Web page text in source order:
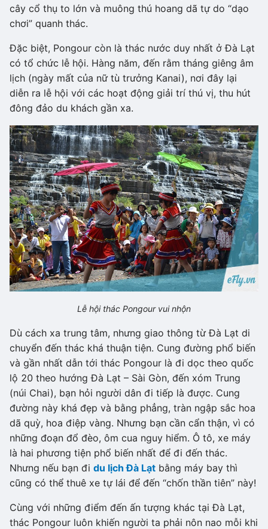
cây cổ thụ to lớn và muông thú hoang dã tự do “dạo
chơi” quanh thác.
Đặc biệt, Pongour còn là thác nước duy nhất ở Đà Lạt
có tổ chức lễ hội. Hàng năm, đến rằm tháng giêng âm
lịch (ngày mất của nữ tù trưởng Kanai), nơi đây lại
diễn ra lễ hội với các hoạt động giải trí thú vị, thu hút
đông đảo du khách gần xa.
Lễ hội thác Pongour vui nhộn
Dù cách xa trung tâm, nhưng giao thông từ Đà Lạt di
chuyển đến thác khá thuận tiện. Cung đường phổ biến
và gần nhất dẫn tới thác Pongour là đi dọc theo quốc
lộ 20 theo hướng Đà Lạt – Sài Gòn, đến xóm Trung
(núi Chai), bạn hỏi người dân đi tiếp là được. Cung
đường này khá đẹp và bằng phẳng, tràn ngập sắc hoa
dã quỳ, hoa điệp vàng. Nhưng bạn cần cẩn thận, vì có
những đoạn đổ đèo, ôm cua nguy hiểm. Ô tô, xe máy
là hai phương tiện phổ biến nhất để đi đến thác.
Nhưng nếu bạn đi du lịch Đà Lạt bằng máy bay thì
cũng có thể thuê xe tự lái để đến “chốn thần tiên” này!
Cùng với những điểm đến ấn tượng khác tại Đà Lạt,
thác Pongour luôn khiến người ta phải nôn nao mỗi khi